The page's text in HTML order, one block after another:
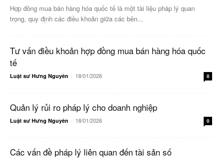
Hợp đồng mua bán hàng hóa quốc tế là một tài liệu pháp lý quan
trọng, quy định các điều khoản giữa các bên...
Tư vấn điều khoản hợp đồng mua bán hàng hóa quốc
tế
Luật sư Hưng Nguyên - 18/01/2026 0
Quản lý rủi ro pháp lý cho doanh nghiệp
Luật sư Hưng Nguyên - 18/01/2026 0
Các vấn đề pháp lý liên quan đến tài sản số